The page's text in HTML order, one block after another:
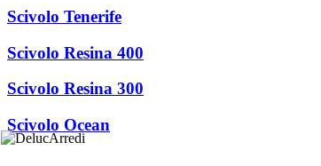
Scivolo Tenerife
Scivolo Resina 400
Scivolo Resina 300
Scivolo Ocean